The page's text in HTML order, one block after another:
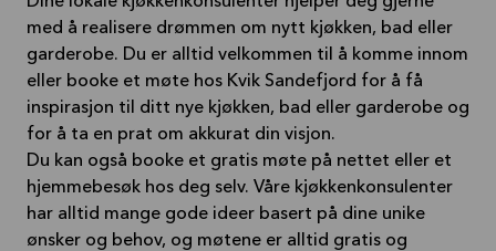
med å realisere drømmen om nytt kjøkken, bad eller
garderobe. Du er alltid velkommen til å komme innom
eller booke et møte hos Kvik Sandefjord for å få
inspirasjon til ditt nye kjøkken, bad eller garderobe og
for å ta en prat om akkurat din visjon.
Du kan også booke et gratis møte på nettet eller et
hjemmebesøk hos deg selv. Våre kjøkkenkonsulenter
har alltid mange gode ideer basert på dine unike
ønsker og behov, og møtene er alltid gratis og